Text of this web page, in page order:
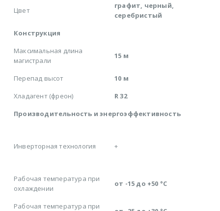
Цвет
графит, черный,
серебристый
Конструкция
Максимальная длина
магистрали
15 м
Перепад высот
10 м
Хладагент (фреон)
R 32
Производительность и энергоэффективность
Инверторная технология +
Рабочая температура при
охлаждении
от -15 до +50 °C
Рабочая температура при